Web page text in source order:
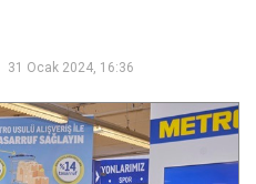
31 Ocak 2024, 16:36